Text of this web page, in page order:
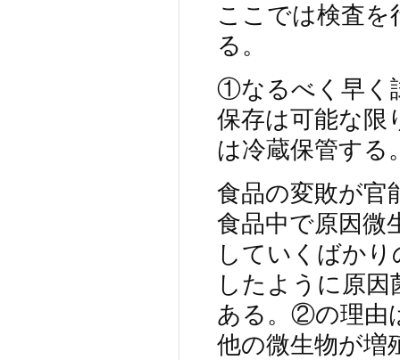
ここでは検査
る。
①なるべく早く
保存は可能な
は冷蔵保管する
食品の変敗が官
食品中で原因微
していくばか
したように原
ある。②の理由
他の微生物が